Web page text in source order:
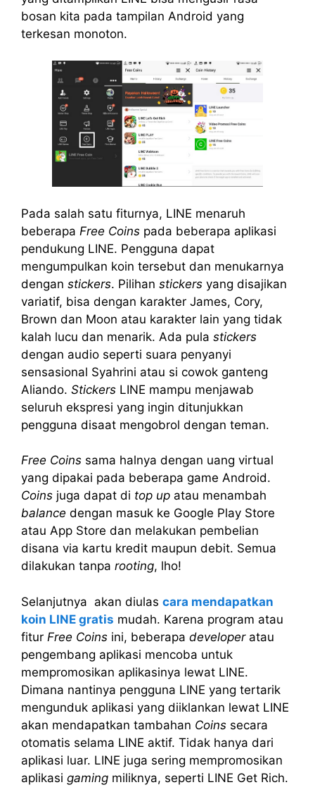
bosan kita pada tampilan Android yang
terkesan monoton.
Pada salah satu fiturnya, LINE menaruh
beberapa Free Coins pada beberapa aplikasi
pendukung LINE. Pengguna dapat
mengumpulkan koin tersebut dan menukarnya
dengan stickers. Pilihan stickers yang disajikan
variatif, bisa dengan karakter James, Cory,
Brown dan Moon atau karakter lain yang tidak
kalah lucu dan menarik. Ada pula stickers
dengan audio seperti suara penyanyi
sensasional Syahrini atau si cowok ganteng
Aliando. Stickers LINE mampu menjawab
seluruh ekspresi yang ingin ditunjukkan
pengguna disaat mengobrol dengan teman.
Free Coins sama halnya dengan uang virtual
yang dipakai pada beberapa game Android.
Coins juga dapat di top up atau menambah
balance dengan masuk ke Google Play Store
atau App Store dan melakukan pembelian
disana via kartu kredit maupun debit. Semua
dilakukan tanpa rooting, lho!
Selanjutnya akan diulas cara mendapatkan
koin LINE gratis mudah. Karena program atau
fitur Free Coins ini, beberapa developeratau
pengembang aplikasi mencoba untuk
mempromosikan aplikasinya lewat LINE.
Dimana nantinya pengguna LINE yang tertarik
mengunduk aplikasi yang diiklankan lewat LINE
akan mendapatkan tambahan Coins secara
otomatis selama LINE aktif. Tidak hanya dari
aplikasi luar. LINE juga sering mempromosikan
aplikasi gaming miliknya, seperti LINE Get Rich.